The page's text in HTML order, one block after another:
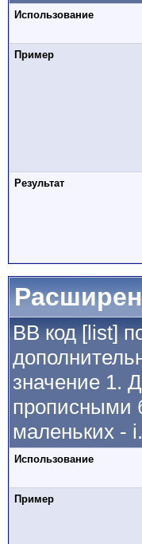
Использование
Пример
Результат
BB код [list]
значение 1.
прописными
маленьких - i.
Использование
Пример